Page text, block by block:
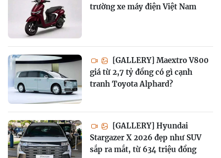
trường xe máy điện Việt Nam
[GALLERY] Maextro V800
giá từ 2,7 tỷ đồng có gì cạnh
tranh Toyota Alphard?
[GALLERY] Hyundai
Stargazer X 2026 đẹp như SUV
sắp ra mắt, từ 634 triệu đồng